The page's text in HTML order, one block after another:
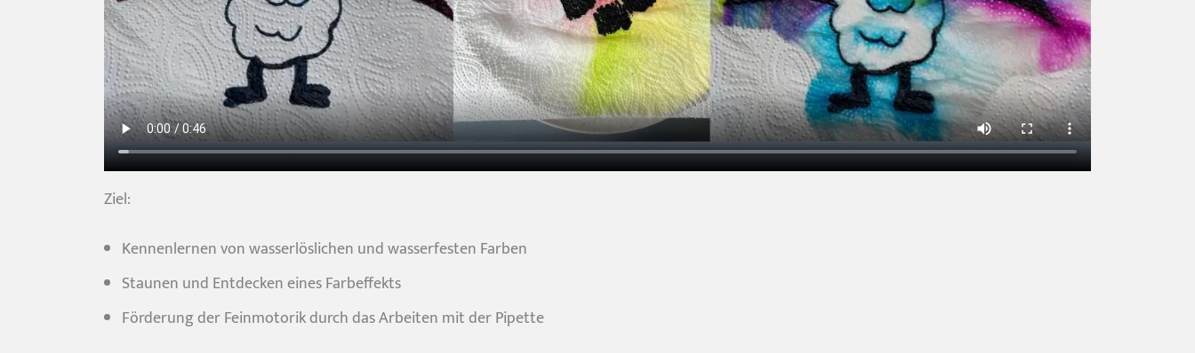
Ziel:
Kennenlernen von wasserlöslichen und wasserfesten Farben
Staunen und Entdecken eines Farbeffekts
Förderung der Feinmotorik durch das Arbeiten mit der Pipette